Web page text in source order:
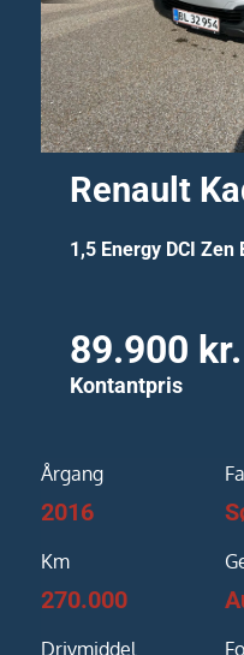
Renault
1,5 Energy DCI Zen
89.900 kr.
Kontantpris
Årgang
2016
Km
270.000
Drivmiddel